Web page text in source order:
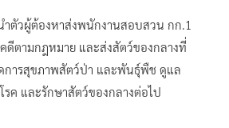
ำตัวผู้ต้องหาส่งพนักงานสอบสวน กก.1
ดีตามกฎหมาย และส่งสัตว์ของกลางที่
การสุขภาพสัตว์ป่า และพันธุ์พืช ดูแล
ค และรักษาสัตว์ของกลางต่อไป